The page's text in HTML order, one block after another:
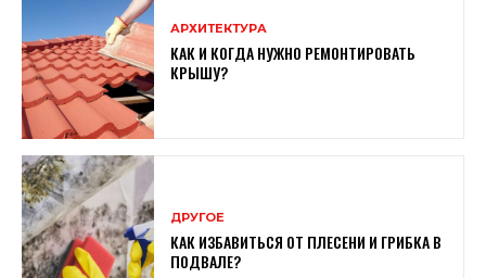
АРХИТЕКТУРА
КАК И КОГДА НУЖНО РЕМОНТИРОВАТЬ
КРЫШУ?
ДРУГОЕ
КАК ИЗБАВИТЬСЯ ОТ ПЛЕСЕНИ И ГРИБКА В
ПОДВАЛЕ?